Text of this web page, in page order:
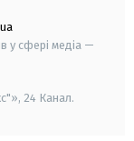
у сфері медіа —
24 Канал.